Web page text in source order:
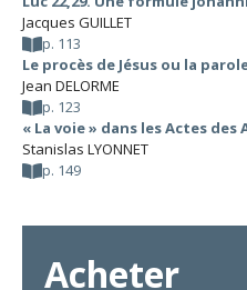
Jacques GUILLET
p. 113
Le procès de Jésus ou la
Jean DELORME
p. 123
« La voie » dans les Actes des
Stanislas LYONNET
p. 149
Acheter